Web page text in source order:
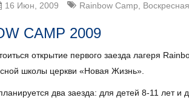
16 Июн, 2009 Rainbow Camp
CAMP 2009
открытие первого заезда лагеря
школы церкви «Новая Жизнь».
два заезда: для детей 8-11 лет и